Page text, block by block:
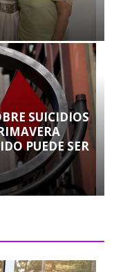
SUICIDIOS
PUEDE SER